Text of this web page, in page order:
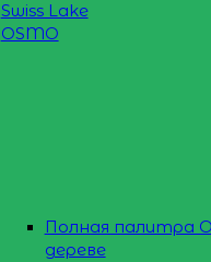
Swiss Lake
OSMO
Полная палитра
дереве